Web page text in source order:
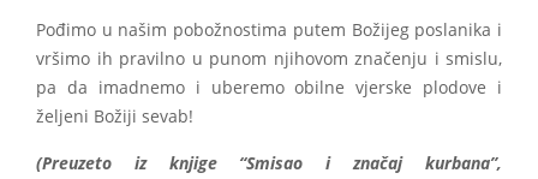
Pođimo u našim pobožnostima putem Božijeg poslanika i
vršimo ih pravilno u punom njihovom značenju i smislu,
pa da imadnemo i uberemo obilne vjerske plodove i
željeni Božiji sevab!
(Preuzeto iz knjige “Smisao i značaj kurbana”,